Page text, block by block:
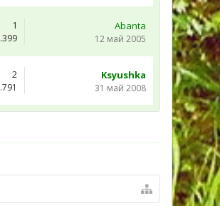
1 Abanta
12 май 2005
2 Ksyushka
31 май 2008